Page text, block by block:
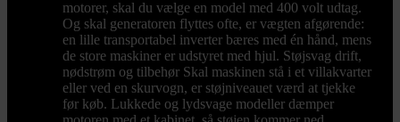
motorer, skal du vælge en model med 400 volt udtag.
Og skal generatoren flyttes ofte, er vægten afgørende:
en lille transportabel inverter bæres med én hånd, mens
de store maskiner er udstyret med hjul. Støjsvag drift,
nødstrøm og tilbehør Skal maskinen stå i et villakvarter
eller ved en skurvogn, er støjniveauet værd at tjekke
før køb. Lukkede og lydsvage modeller dæmper